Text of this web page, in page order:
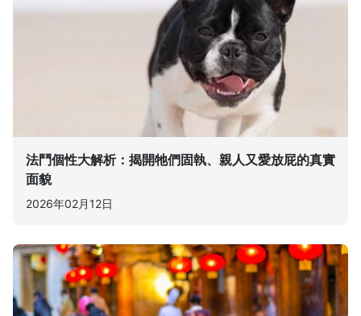
法鬥個性大解析：揭開牠們固執、親人又愛放屁的真實
面貌
2026年02月12日